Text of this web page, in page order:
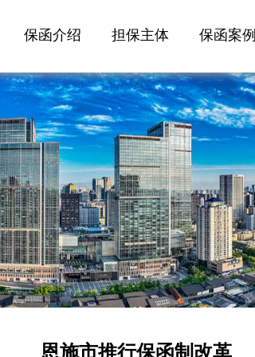
保函介绍 担保主体 保函案例
恩施市推行保函制改革